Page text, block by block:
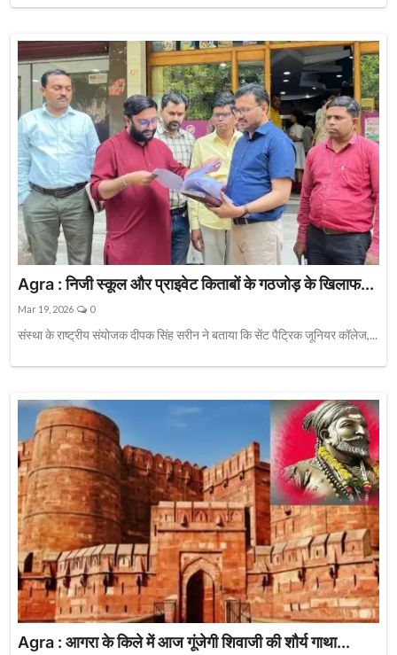
Agra : निजी स्कूल और प्राइवेट किताबों के गठजोड़ के खिलाफ...
Mar 19, 2026 0
संस्था के राष्ट्रीय संयोजक दीपक सिंह सरीन ने बताया कि सेंट पैट्रिक जूनियर कॉलेज,...
Agra : आगरा के किले में आज गूंजेगी शिवाजी की शौर्य गाथा...